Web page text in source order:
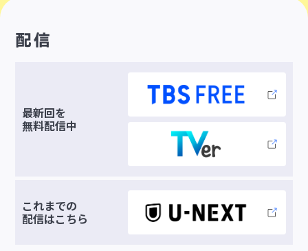
配信
最新回を
無料配信中
これまでの
配信はこちら